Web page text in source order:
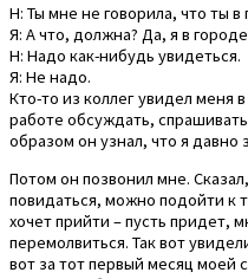
Н: Ты мне не говорила, что ты в
Я: А что, должна? Да, я в
Н: Надо как-нибудь увидеться.
Я: Не надо.
Кто-то из коллег увидел меня
работе обсуждать,
образом он узнал, что я давно
Потом он позвонил мне.
повидаться, можно подойти к
хочет прийти – пусть придет,
перемолвиться. Так вот
вот за тот первый месяц моей